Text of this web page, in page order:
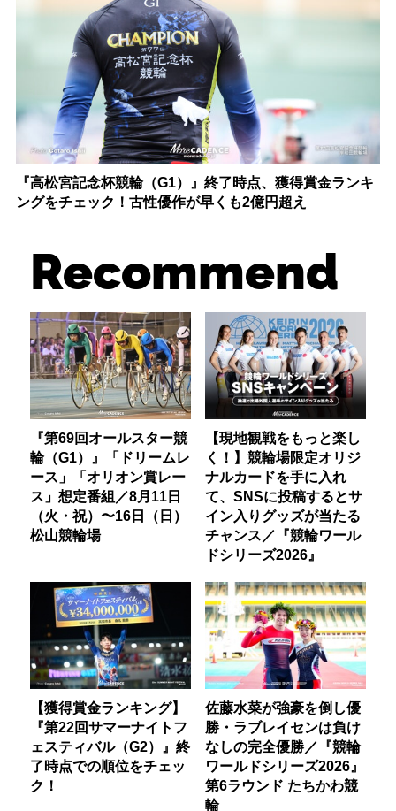
『高松宮記念杯競輪（G1）』終了時点、獲得賞金ランキ
ングをチェック！古性優作が早くも2億円超え
Recommend
『第69回オールスター競
輪（G1）』「ドリームレ
ース」「オリオン賞レー
ス」想定番組／8月11日
（火・祝）〜16日（日）
松山競輪場
【現地観戦をもっと楽し
く！】競輪場限定オリジ
ナルカードを手に入れ
て、SNSに投稿するとサ
イン入りグッズが当たる
チャンス／『競輪ワール
ドシリーズ2026』
【獲得賞金ランキング】
『第22回サマーナイトフ
ェスティバル（G2）』終
了時点での順位をチェッ
ク！
佐藤水菜が強豪を倒し優
勝・ラブレイセンは負け
なしの完全優勝／『競輪
ワールドシリーズ2026』
第6ラウンド たちかわ競
輪